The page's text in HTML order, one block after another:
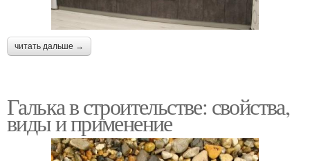
читать дальше →
Галька в строительстве: свойства,
виды и применение